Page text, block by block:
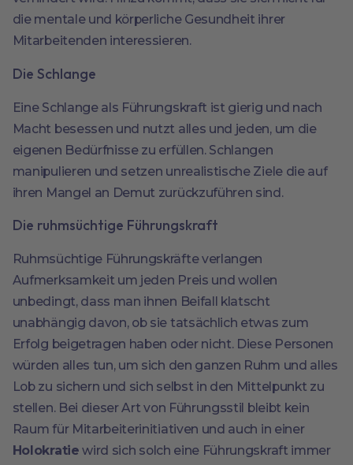
die mentale und körperliche Gesundheit ihrer
Mitarbeitenden interessieren.
Die Schlange
Eine Schlange als Führungskraft ist gierig und nach
Macht besessen und nutzt alles und jeden, um die
eigenen Bedürfnisse zu erfüllen. Schlangen
manipulieren und setzen unrealistische Ziele die auf
ihren Mangel an Demut zurückzuführen sind.
Die ruhmsüchtige Führungskraft
Ruhmsüchtige Führungskräfte verlangen
Aufmerksamkeit um jeden Preis und wollen
unbedingt, dass man ihnen Beifall klatscht
unabhängig davon, ob sie tatsächlich etwas zum
Erfolg beigetragen haben oder nicht. Diese Personen
würden alles tun, um sich den ganzen Ruhm und alles
Lob zu sichern und sich selbst in den Mittelpunkt zu
stellen. Bei dieser Art von Führungsstil bleibt kein
Raum für Mitarbeiterinitiativen und auch in einer
Holokratie wird sich solch eine Führungskraft immer